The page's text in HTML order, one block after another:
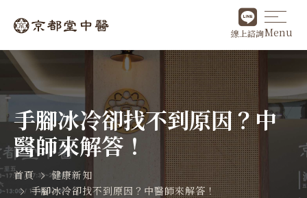
線上諮詢Menu
手腳冰冷卻找不到原因？中
醫師來解答！
首頁
健康新知
手腳冰冷卻找不到原因？中醫師來解答！